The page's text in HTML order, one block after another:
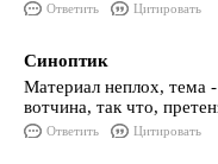
Ответить Цитировать
Синоптик
Материал неплох, тема
вотчина, так что,
Ответить Цитировать